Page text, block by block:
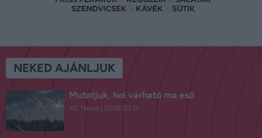
NEKED AJÁNLJUK
Mutatjuk, hol várható ma eső
AC News 2026.07.11.